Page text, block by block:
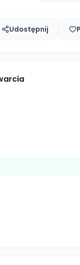
Udostępnij